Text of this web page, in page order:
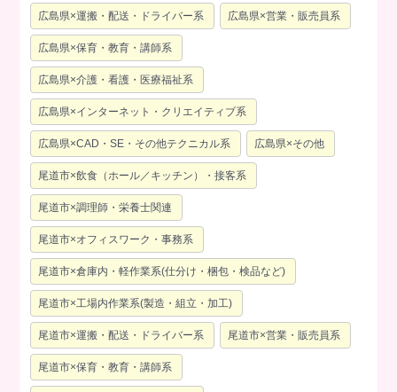
広島県×運搬・配送・ドライバー系 広島県×営業・販売員系
広島県×保育・教育・講師系
広島県×介護・看護・医療福祉系
広島県×インターネット・クリエイティブ系
広島県×CAD・SE・その他テクニカル系 広島県×その他
尾道市×飲食（ホール／キッチン）・接客系
尾道市×調理師・栄養士関連
尾道市×オフィスワーク・事務系
尾道市×倉庫内・軽作業系(仕分け・梱包・検品など)
尾道市×工場内作業系(製造・組立・加工)
尾道市×運搬・配送・ドライバー系 尾道市×営業・販売員系
尾道市×保育・教育・講師系